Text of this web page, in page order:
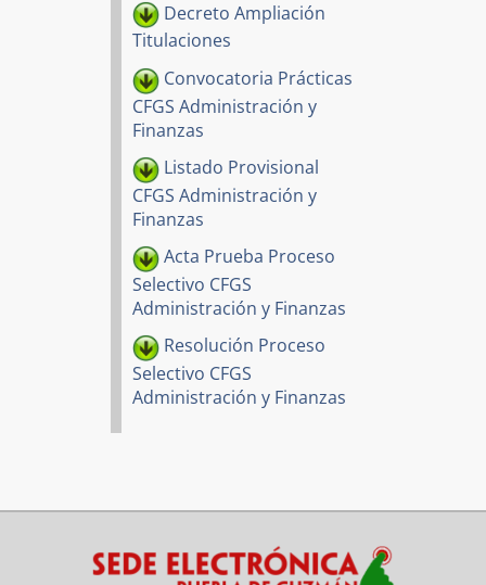
Decreto Ampliación
Titulaciones
Convocatoria Prácticas
CFGS Administración y
Finanzas
Listado Provisional
CFGS Administración y
Finanzas
Acta Prueba Proceso
Selectivo CFGS
Administración y Finanzas
Resolución Proceso
Selectivo CFGS
Administración y Finanzas